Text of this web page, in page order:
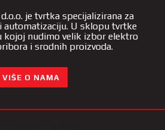
je tvrtka specijalizirana za
automatizaciju. U sklopu tvrtke
kojoj nudimo velik izbor elektro
i srodnih proizvoda.
VIŠE O NAMA